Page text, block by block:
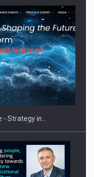
care pedepseste…
- Strategy in…